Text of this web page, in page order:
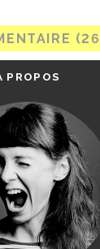
PROPOS